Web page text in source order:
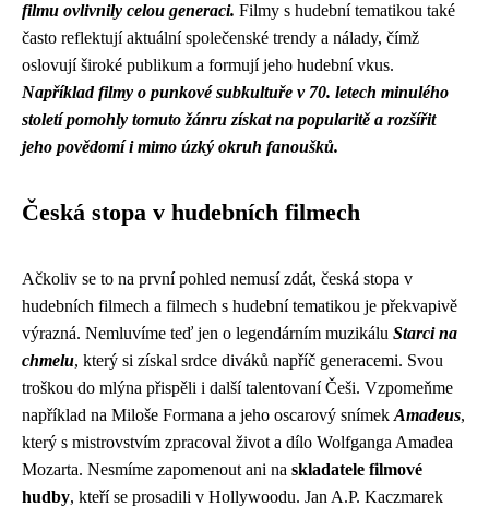
filmu ovlivnily celou generaci. Filmy s hudební tematikou také
často reflektují aktuální společenské trendy a nálady, čímž
oslovují široké publikum a formují jeho hudební vkus.
Například filmy o punkové subkultuře v 70. letech minulého
století pomohly tomuto žánru získat na popularitě a rozšířit
jeho povědomí i mimo úzký okruh fanoušků.
Česká stopa v hudebních filmech
Ačkoliv se to na první pohled nemusí zdát, česká stopa v
hudebních filmech a filmech s hudební tematikou je překvapivě
výrazná. Nemluvíme teď jen o legendárním muzikálu Starci na
chmelu, který si získal srdce diváků napříč generacemi. Svou
troškou do mlýna přispěli i další talentovaní Češi. Vzpomeňme
například na Miloše Formana a jeho oscarový snímek Amadeus,
který s mistrovstvím zpracoval život a dílo Wolfganga Amadea
Mozarta. Nesmíme zapomenout ani na skladatele filmové
hudby, kteří se prosadili v Hollywoodu. Jan A.P. Kaczmarek